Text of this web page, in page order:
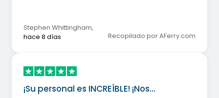
Stephen Whittingham,
hace 8 días
Recopilado por AFerry.com
¡Su personal es INCREÍBLE! ¡Nos…